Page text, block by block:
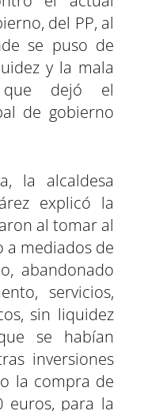
del PP, al
se puso de
y la mala
que dejó el
de gobierno
la alcaldesa
explicó la
al tomar al
a mediados de
abandonado
servicios,
sin liquidez
se habían
inversiones
la compra de
euros, para la